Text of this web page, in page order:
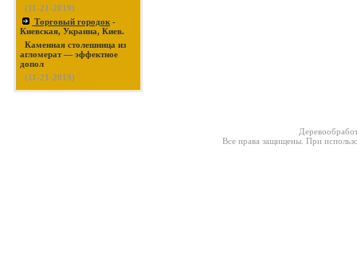
(11-21-2019)
Торговый городок -
Киевская, Украина, Киев.
Каменная столешница из
агломерат — эффектное
допол
(11-21-2019)
Все права защищены. При